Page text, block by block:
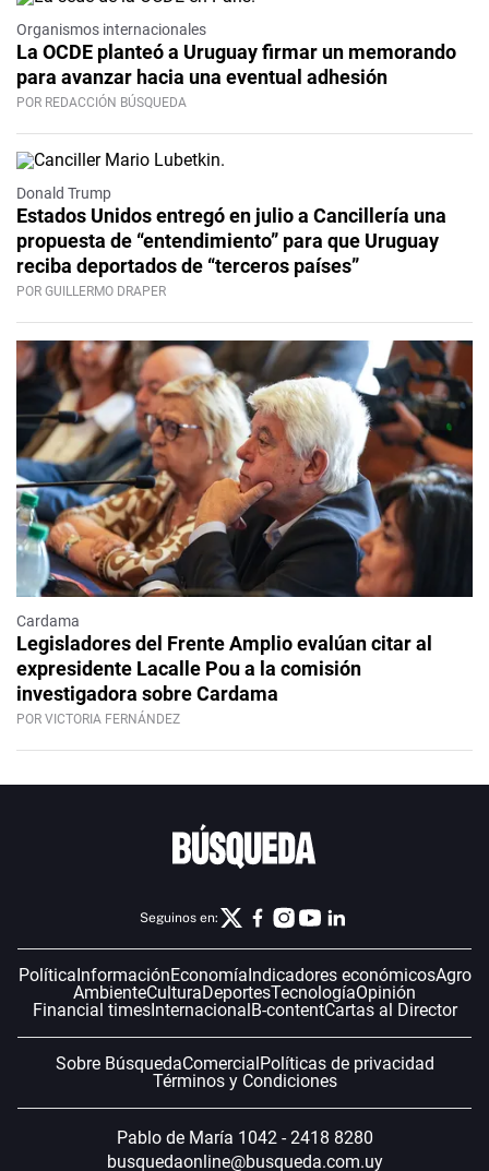
Organismos internacionales
La OCDE planteó a Uruguay firmar un memorando
para avanzar hacia una eventual adhesión
POR REDACCIÓN BÚSQUEDA
Donald Trump
Estados Unidos entregó en julio a Cancillería una
propuesta de “entendimiento” para que Uruguay
reciba deportados de “terceros países”
POR GUILLERMO DRAPER
Cardama
Legisladores del Frente Amplio evalúan citar al
expresidente Lacalle Pou a la comisión
investigadora sobre Cardama
POR VICTORIA FERNÁNDEZ
Seguinos en:
PolíticaInformaciónEconomíaIndicadores económicosAgro
AmbienteCulturaDeportesTecnologíaOpinión
Financial timesInternacionalB-contentCartas al Director
Sobre BúsquedaComercialPolíticas de privacidad
Términos y Condiciones
Pablo de María 1042 - 2418 8280
busquedaonline@busqueda.com.uy